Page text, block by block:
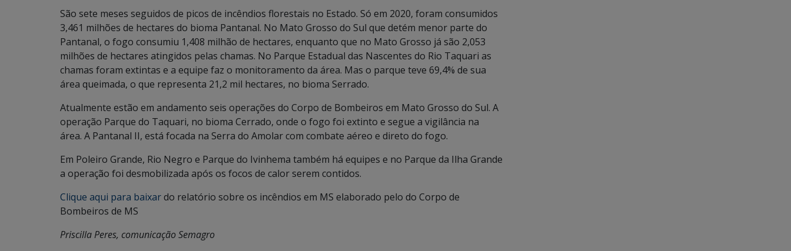
São sete meses seguidos de picos de incêndios florestais no Estado. Só em 2020, foram consumidos
3,461 milhões de hectares do bioma Pantanal. No Mato Grosso do Sul que detém menor parte do
Pantanal, o fogo consumiu 1,408 milhão de hectares, enquanto que no Mato Grosso já são 2,053
milhões de hectares atingidos pelas chamas. No Parque Estadual das Nascentes do Rio Taquari as
chamas foram extintas e a equipe faz o monitoramento da área. Mas o parque teve 69,4% de sua
área queimada, o que representa 21,2 mil hectares, no bioma Serrado.
Atualmente estão em andamento seis operações do Corpo de Bombeiros em Mato Grosso do Sul. A
operação Parque do Taquari, no bioma Cerrado, onde o fogo foi extinto e segue a vigilância na
área. A Pantanal II, está focada na Serra do Amolar com combate aéreo e direto do fogo.
Em Poleiro Grande, Rio Negro e Parque do Ivinhema também há equipes e no Parque da Ilha Grande
a operação foi desmobilizada após os focos de calor serem contidos.
Clique aqui para baixardo relatório sobre os incêndios em MS elaborado pelo do Corpo de
Bombeiros de MS
Priscilla Peres, comunicação Semagro